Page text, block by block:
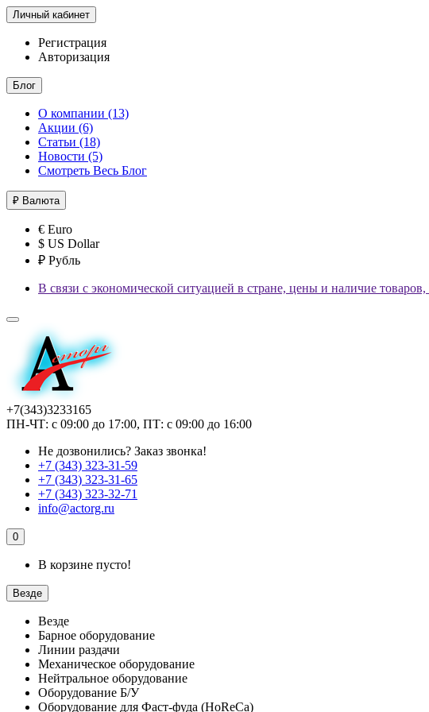
Личный кабинет
Регистрация
Авторизация
Блог
О компании (13)
Акции (6)
Статьи (18)
Новости (5)
Смотреть Весь Блог
₽ Валюта
€ Euro
$ US Dollar
₽ Рубль
В связи с экономической ситуацией в стране, цены и наличие
+7(343)3233165
ПН-ЧТ: с 09:00 до 17:00, ПТ: с 09:00 до 16:00
Не дозвонились? Заказ звонка!
+7 (343) 323-31-59
+7 (343) 323-31-65
+7 (343) 323-32-71
info@actorg.ru
0
В корзине пусто!
Везде
Везде
Барное оборудование
Линии раздачи
Механическое оборудование
Нейтральное оборудование
Оборудование Б/У
Оборудование для Фаст-фуда (HoReCa)